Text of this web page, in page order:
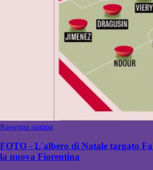
Rassegna stampa
FOTO - L'albero di Natale targato
la nuova Fiorentina